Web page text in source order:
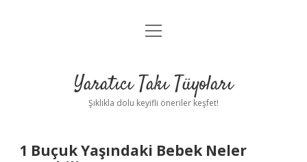
Anasayfa
Yasal Uyarı
menüyü
Yaratıcı Takı Tüyoları
Şıklıkla dolu keyifli öneriler keşfet!
1 Buçuk Yaşındaki Bebek Neler